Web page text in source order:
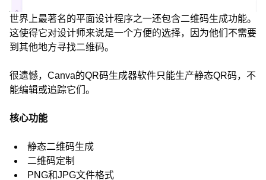
世界上最著名的平面设计程序之一还包含二维码生成功能。
这使得它对设计师来说是一个方便的选择，因为他们不需要
到其他地方寻找二维码。
很遗憾，Canva的QR码生成器软件只能生产静态QR码，不
能编辑或追踪它们。
核心功能
静态二维码生成
二维码定制
PNG和JPG文件格式